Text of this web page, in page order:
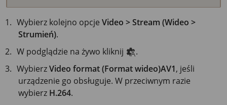
Wybierz kolejno opcjeVideo > Stream (Wideo >
Strumień).
W podglądzie na żywo kliknij
.
WybierzVideo format (Format wideo)AV1, jeśli
urządzenie go obsługuje. W przeciwnym razie
wybierz H.264.